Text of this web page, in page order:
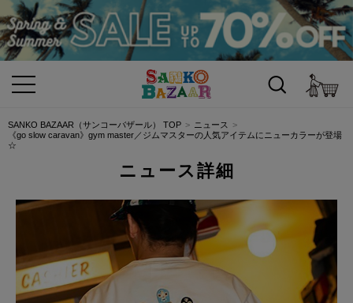
SANKO BAZAAR（サンコーバザール） TOP
ニュース
《go slow caravan》gym master／ジムマスターの人気アイテムにニューカラーが登場
☆
ニュース詳細